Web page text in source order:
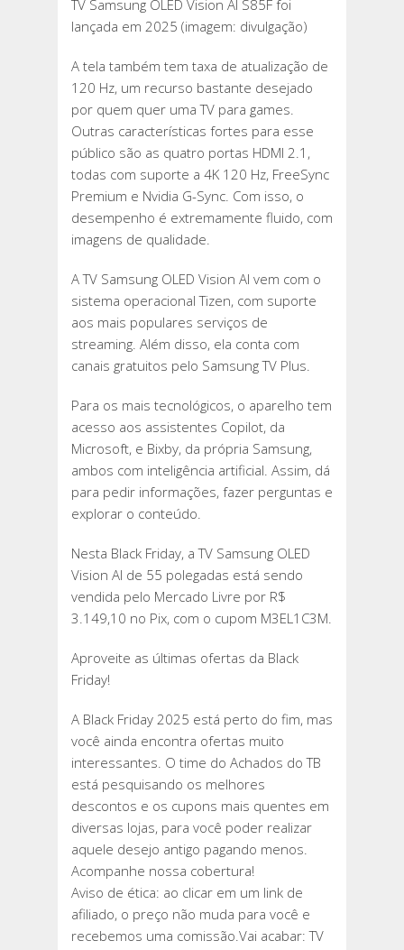
TV Samsung OLED Vision AI S85F foi
lançada em 2025 (imagem: divulgação)
A tela também tem taxa de atualização de
120 Hz, um recurso bastante desejado
por quem quer uma TV para games.
Outras características fortes para esse
público são as quatro portas HDMI 2.1,
todas com suporte a 4K 120 Hz, FreeSync
Premium e Nvidia G-Sync. Com isso, o
desempenho é extremamente fluido, com
imagens de qualidade.
A TV Samsung OLED Vision AI vem com o
sistema operacional Tizen, com suporte
aos mais populares serviços de
streaming. Além disso, ela conta com
canais gratuitos pelo Samsung TV Plus.
Para os mais tecnológicos, o aparelho tem
acesso aos assistentes Copilot, da
Microsoft, e Bixby, da própria Samsung,
ambos com inteligência artificial. Assim, dá
para pedir informações, fazer perguntas e
explorar o conteúdo.
Nesta Black Friday, a TV Samsung OLED
Vision AI de 55 polegadas está sendo
vendida pelo Mercado Livre por R$
3.149,10 no Pix, com o cupom M3EL1C3M.
Aproveite as últimas ofertas da Black
Friday!
A Black Friday 2025 está perto do fim, mas
você ainda encontra ofertas muito
interessantes. O time do Achados do TB
está pesquisando os melhores
descontos e os cupons mais quentes em
diversas lojas, para você poder realizar
aquele desejo antigo pagando menos.
Acompanhe nossa cobertura!
Aviso de ética: ao clicar em um link de
afiliado, o preço não muda para você e
recebemos uma comissão.Vai acabar: TV